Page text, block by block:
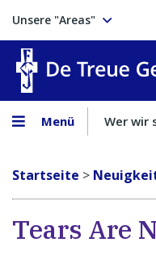
Unsere "Areas"
Menü Wer wir
Startseite >
Tears Are